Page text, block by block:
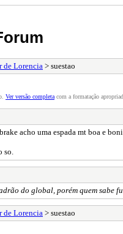
de Lorencia > suestao
Ver versão completa com a formatação
acho uma espada mt boa e
do global, porém quem sabe
de Lorencia > suestao